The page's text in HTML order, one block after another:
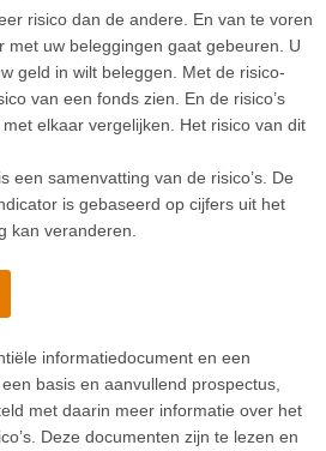
risico dan de andere. En van te voren
met uw beleggingen gaat gebeuren. U
geld in wilt beleggen. Met de risico-
van een fonds zien. En de risico’s
elkaar vergelijken. Het risico van dit
een samenvatting van de risico’s. De
is gebaseerd op cijfers uit het
kan veranderen.
informatiedocument en een
basis en aanvullend prospectus,
met daarin meer informatie over het
Deze documenten zijn te lezen en